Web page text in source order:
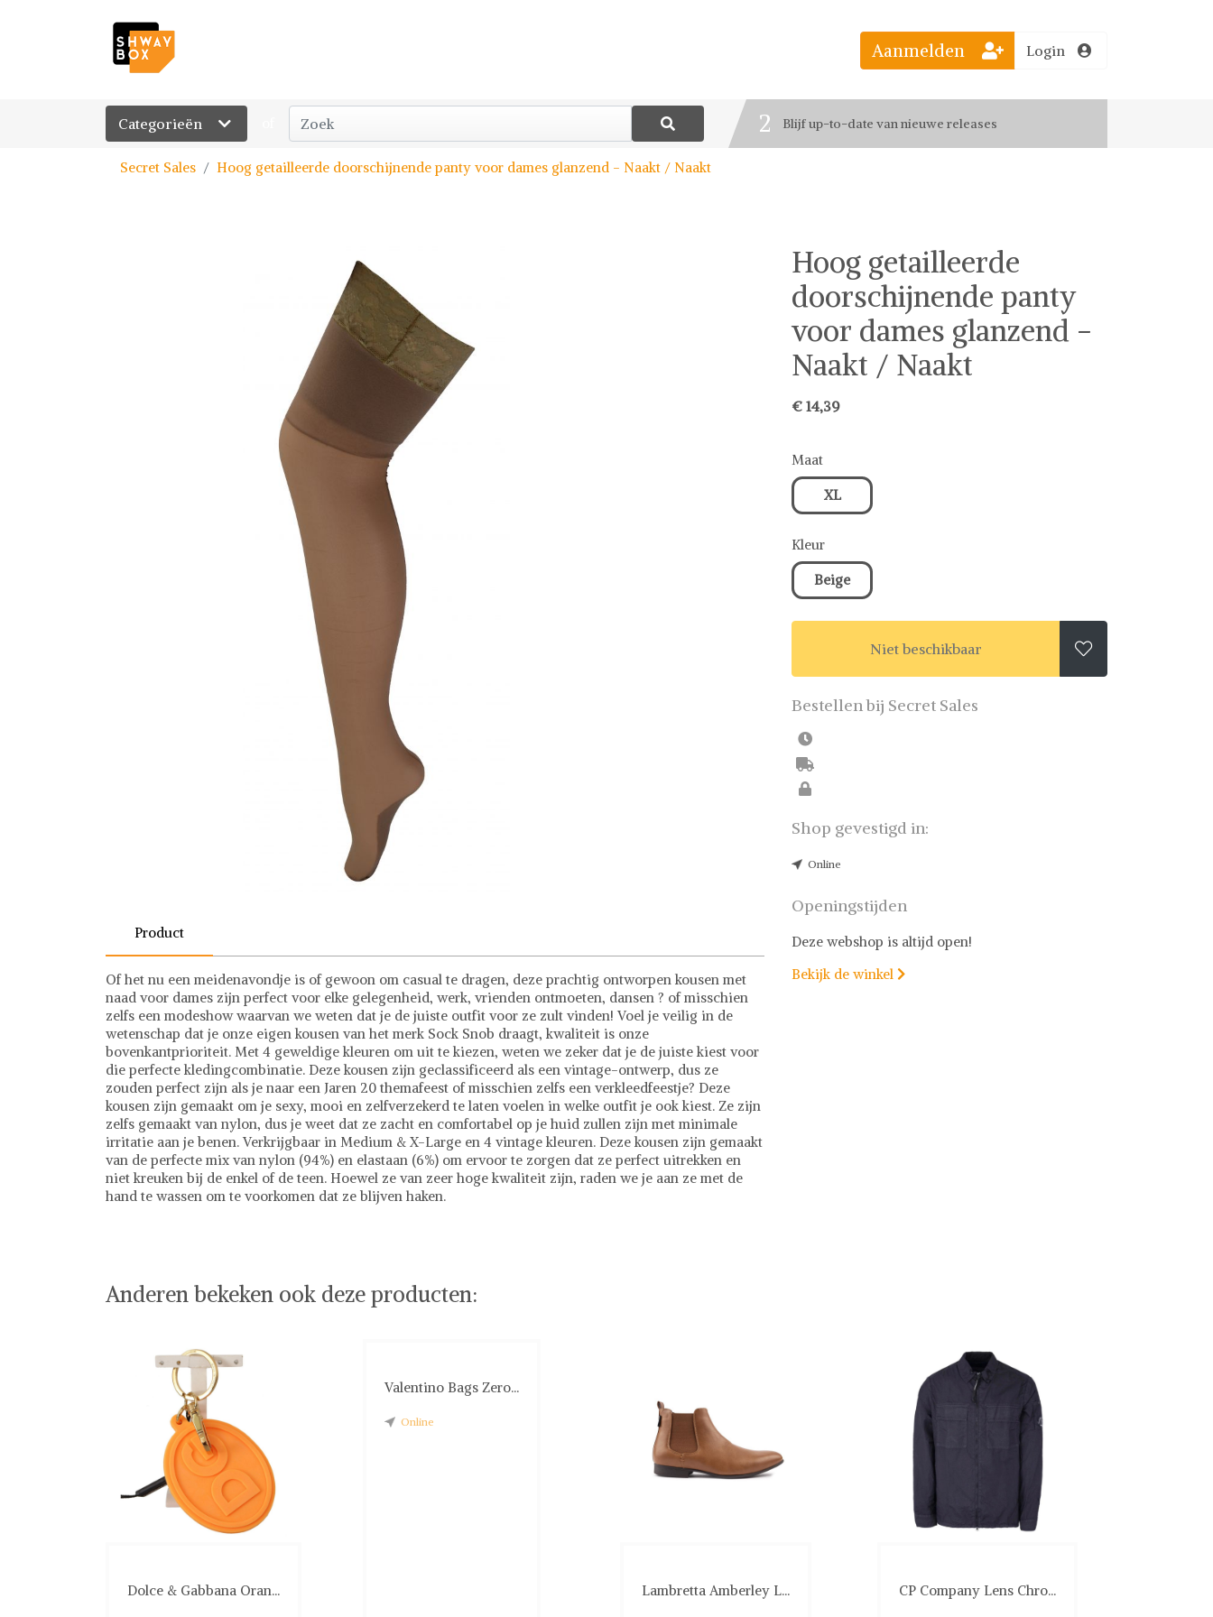
Categorieën
Bestel jouw favoriete looks
2 Blijf up-to-date van nieuwe releases
Aanmelden Login
Secret Sales Hoog getailleerde doorschijnende panty voor dames glanzend - Naakt / Naakt
Product
Of het nu een meidenavondje is of gewoon om casual te dragen, deze prachtig ontworpen kousen met
naad voor dames zijn perfect voor elke gelegenheid, werk, vrienden ontmoeten, dansen ? of misschien
zelfs een modeshow waarvan we weten dat je de juiste outfit voor ze zult vinden! Voel je veilig in de
wetenschap dat je onze eigen kousen van het merk Sock Snob draagt, kwaliteit is onze
bovenkantprioriteit. Met 4 geweldige kleuren om uit te kiezen, weten we zeker dat je de juiste kiest voor
die perfecte kledingcombinatie. Deze kousen zijn geclassificeerd als een vintage-ontwerp, dus ze
zouden perfect zijn als je naar een Jaren 20 themafeest of misschien zelfs een verkleedfeestje? Deze
kousen zijn gemaakt om je sexy, mooi en zelfverzekerd te laten voelen in welke outfit je ook kiest. Ze zijn
zelfs gemaakt van nylon, dus je weet dat ze zacht en comfortabel op je huid zullen zijn met minimale
irritatie aan je benen. Verkrijgbaar in Medium & X-Large en 4 vintage kleuren. Deze kousen zijn gemaakt
van de perfecte mix van nylon (94%) en elastaan ​​(6%) om ervoor te zorgen dat ze perfect uitrekken en
niet kreuken bij de enkel of de teen. Hoewel ze van zeer hoge kwaliteit zijn, raden we je aan ze met de
hand te wassen om te voorkomen dat ze blijven haken.
Hoog getailleerde
doorschijnende panty
voor dames glanzend -
Naakt / Naakt
€ 14,39
Maat
XL
Kleur
Beige
Niet beschikbaar 
Bestellen bij Secret Sales
Shop gevestigd in:
Online
Openingstijden
Deze webshop is altijd open!
Bekijk de winkel 
Anderen bekeken ook deze producten:
Dolce & Gabbana Oran...
Valentino Bags Zero...
Online
Lambretta Amberley L...
CP Company Lens Chro...